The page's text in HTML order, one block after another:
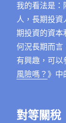
我的看法是：
人，長期投
期投資的資本
何況長期而言
有興趣，可
風險嗎？》中
對等關稅